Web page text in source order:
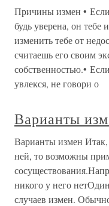
Причины измен •
будь уверена, он
изменить тебе от
считаешь его своим
собственностью.•
увлекся, не говори о
Варианты
Варианты измен
ней, то возможны
никого у него
случаев измен.